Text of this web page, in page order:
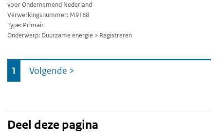
voor Ondernemend Nederland
Verwerkingsnummer: M9168
Type: Primair
Onderwerp: Duurzame energie > Registreren
naar
1 Volgende >
Deel deze pagina